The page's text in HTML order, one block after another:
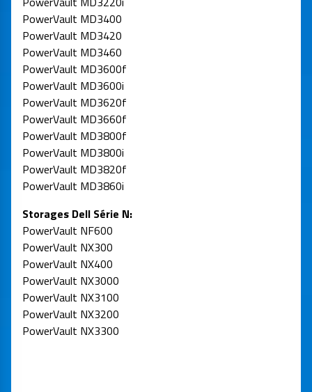
PowerVault MD3400
PowerVault MD3420
PowerVault MD3460
PowerVault MD3600f
PowerVault MD3600i
PowerVault MD3620f
PowerVault MD3660f
PowerVault MD3800f
PowerVault MD3800i
PowerVault MD3820f
PowerVault MD3860i
Storages Dell Série N:
PowerVault NF600
PowerVault NX300
PowerVault NX400
PowerVault NX3000
PowerVault NX3100
PowerVault NX3200
PowerVault NX3300